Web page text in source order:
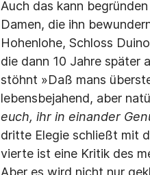
Auch das kann
Damen, die ihn
Hohenlohe, Schloss
die dann 10 Jahre später
stöhnt »Daß mans
lebensbejahend, aber
euch, ihr in einander
dritte Elegie schließt mit
vierte ist eine Kritik des
Aber es wird nicht nur